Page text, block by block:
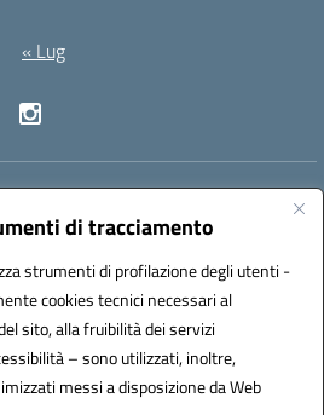
di tracciamento
strumenti di profilazione degli utenti -
cookies tecnici necessari al
sito, alla fruibilità dei servizi
– sono utilizzati, inoltre,
messi a disposizione da Web
« Lug
anpc010006@istruzione.it
UFBE6V